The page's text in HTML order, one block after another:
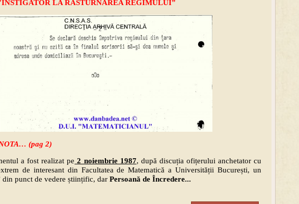
LA RĂSTURNAREA REGIMULUI”
(pag 2)
a fost realizat pe 2 noiembrie 1987, după discuția ofițerului anchetator cu
de interesant din Facultatea de Matematică a Universității București, un
punct de vedere științific, dar Persoană de Încredere...